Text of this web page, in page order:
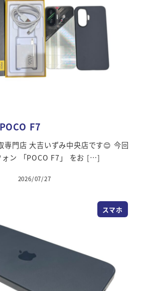
F7
専門店 大吉いずみ中央店です😊 今回
ォン 「POCO F7」 をお […]
2026/07/27
スマホ